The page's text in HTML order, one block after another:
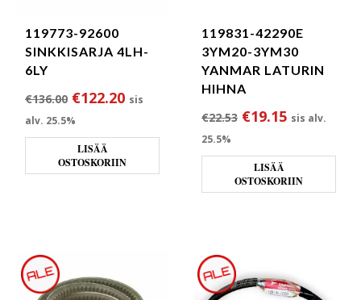
119773-92600
SINKKISARJA 4LH-
6LY
€136.00 Alkuperäinen hinta oli: €136.00.
€122.20Nykyinen hinta on: €122.20.
sis
alv. 25.5%
LISÄÄ
OSTOSKORIIN
119831-42290E
3YM20-3YM30
YANMAR LATURIN
HIHNA
€22.53 Alkuperäinen
€19.15Nykyinen
sis alv.
25.5%
LISÄÄ
OSTOSKORIIN